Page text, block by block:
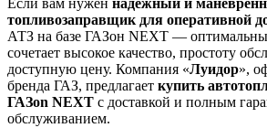
Если вам нужен надёжный и
топливозаправщик для оперативной
АТЗ на базе ГАЗон NEXT —
сочетает высокое качество, простоту
доступную цену. Компания «Луидор»,
бренда ГАЗ, предлагает купить
ГАЗon NEXT с доставкой и полным
обслуживанием.